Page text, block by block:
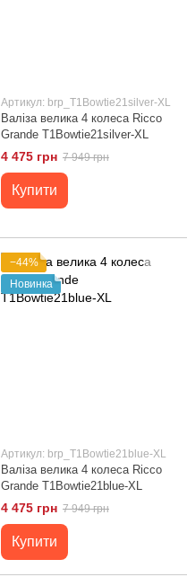
Артикул: brp_T1Bowtie21silver-XL
Валіза велика 4 колеса Ricco
Grande T1Bowtie21silver-XL
4 475 грн 7 949 грн
Купити
−44%
Новинка
Артикул: brp_T1Bowtie21blue-XL
Валіза велика 4 колеса Ricco
Grande T1Bowtie21blue-XL
4 475 грн 7 949 грн
Купити